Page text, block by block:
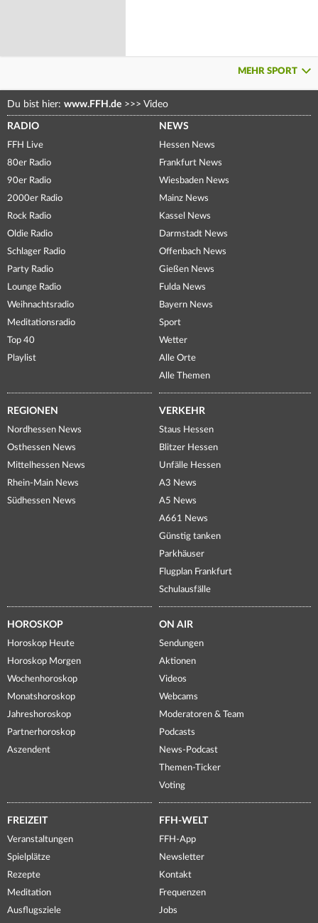
MEHR SPORT
Du bist hier: www.FFH.de >>> Video
RADIO
FFH Live
80er Radio
90er Radio
2000er Radio
Rock Radio
Oldie Radio
Schlager Radio
Party Radio
Lounge Radio
Weihnachtsradio
Meditationsradio
Top 40
Playlist
NEWS
Hessen News
Frankfurt News
Wiesbaden News
Mainz News
Kassel News
Darmstadt News
Offenbach News
Gießen News
Fulda News
Bayern News
Sport
Wetter
Alle Orte
Alle Themen
REGIONEN
Nordhessen News
Osthessen News
Mittelhessen News
Rhein-Main News
Südhessen News
VERKEHR
Staus Hessen
Blitzer Hessen
Unfälle Hessen
A3 News
A5 News
A661 News
Günstig tanken
Parkhäuser
Flugplan Frankfurt
Schulausfälle
HOROSKOP
Horoskop Heute
Horoskop Morgen
Wochenhoroskop
Monatshoroskop
Jahreshoroskop
Partnerhoroskop
Aszendent
ON AIR
Sendungen
Aktionen
Videos
Webcams
Moderatoren & Team
Podcasts
News-Podcast
Themen-Ticker
Voting
FREIZEIT
Veranstaltungen
Spielplätze
Rezepte
Meditation
Ausflugsziele
FFH-WELT
FFH-App
Newsletter
Kontakt
Frequenzen
Jobs